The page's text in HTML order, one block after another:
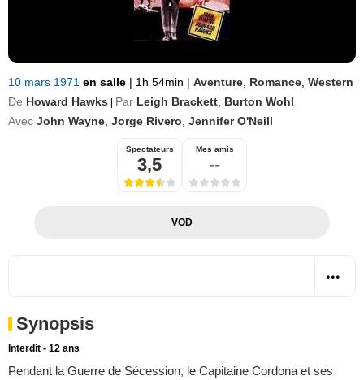
10 mars 1971 en salle | 1h 54min | Aventure Romance Western
De Howard Hawks Par Leigh Brackett Burton Wohl
Avec John Wayne Jorge Rivero Jennifer O'Neill
Spectateurs
3,5
Mes amis
--
VOD
Synopsis
Interdit - 12 ans
Pendant la Guerre de Sécession, le Capitaine Cordona et ses